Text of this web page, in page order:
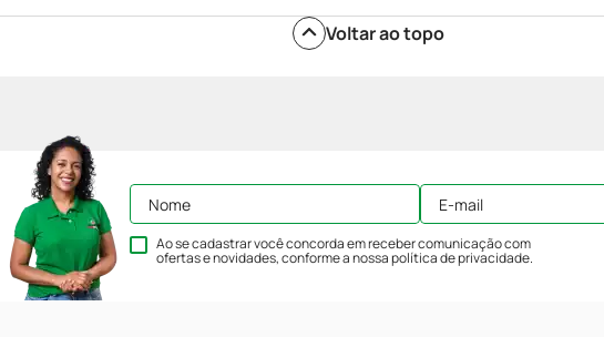
Voltar ao topo
Ao se cadastrar você concorda em receber comunicação com
ofertas e novidades, conforme a nossapolítica de privacidade.